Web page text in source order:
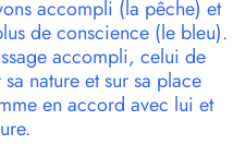
accompli (la pêche) et
de conscience (le bleu).
accompli, celui de
nature et sur sa place
en accord avec lui et